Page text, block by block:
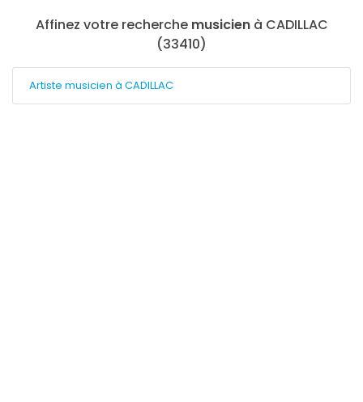
Affinez votre recherche musicienà CADILLAC
(33410)
Artiste musicien à CADILLAC